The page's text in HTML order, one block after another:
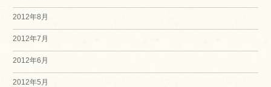
2012年8月
2012年7月
2012年6月
2012年5月